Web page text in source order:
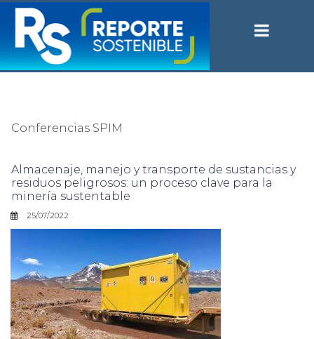
Conferencias SPIM
Almacenaje, manejo y transporte de sustancias y
residuos peligrosos: un proceso clave para la
minería sustentable
25/07/2022